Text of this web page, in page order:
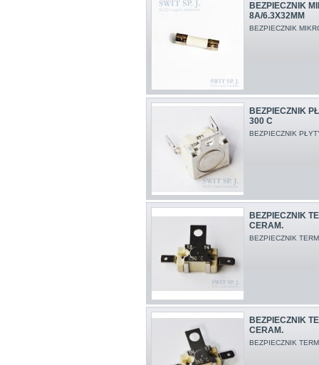
BEZPIECZNIK
8A/6.3X32MM
BEZPIECZNIK
BEZPIECZNIK
300 C
BEZPIECZNIK
BEZPIECZNIK
CERAM.
BEZPIECZNIK
BEZPIECZNIK
CERAM.
BEZPIECZNIK